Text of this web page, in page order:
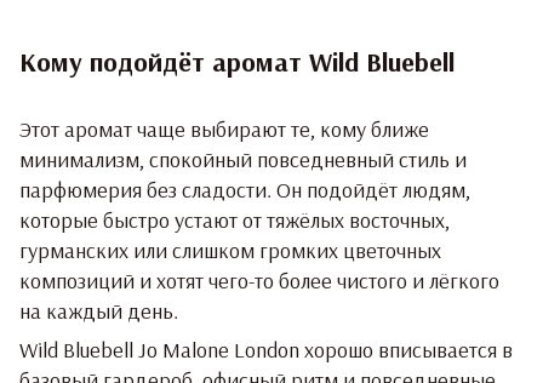
Кому подойдёт аромат Wild Bluebell
Этот аромат чаще выбирают те, кому ближе
минимализм, спокойный повседневный стиль и
парфюмерия без сладости. Он подойдёт людям,
которые быстро устают от тяжёлых восточных,
гурманских или слишком громких цветочных
композиций и хотят чего-то более чистого и лёгкого
на каждый день.
Wild Bluebell Jo Malone London хорошо вписывается в